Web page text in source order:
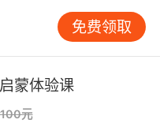
de lui ouvrir la
免费领取
蒙体验课
元